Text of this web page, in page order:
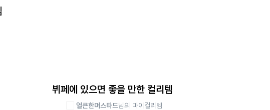
뷔페에 있으면 좋을 만한 컬리템
얼큰한머스타드님의 마이컬리템